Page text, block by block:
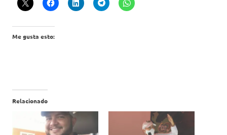
Me gusta esto:
Relacionado